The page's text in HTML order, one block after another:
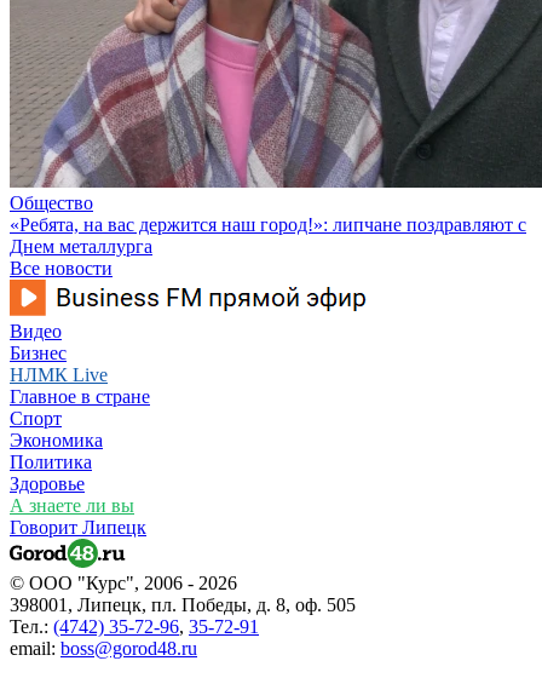
Общество
«Ребята, на вас держится наш город!»: липчане поздравляют с
Днем металлурга
Все новости
Видео
Бизнес
НЛМК Live
Главное в стране
Спорт
Экономика
Политика
Здоровье
А знаете ли вы
Говорит Липецк
© ООО "Курс", 2006 - 2026
398001, Липецк, пл. Победы, д. 8, оф. 505
Тел.: (4742) 35-72-96, 35-72-91
email: boss@gorod48.ru